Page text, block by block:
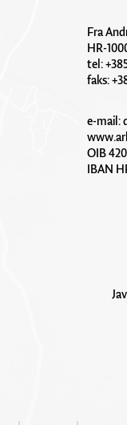
Fra
HR-
tel:
faks:
e-mail:
OIB
IBAN